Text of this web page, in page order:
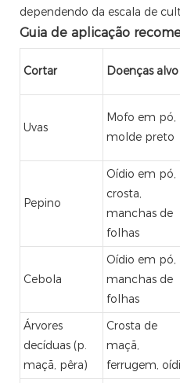
dependendo da escala de
Guia de aplicação
Cortar Doenças alvo
Uvas
Mofo em pó,
molde preto
Pepino
Oídio em pó,
crosta,
manchas de
folhas
Cebola
Oídio em pó,
manchas de
folhas
Árvores
decíduas (p.
maçã, pêra)
Crosta de
maçã,
ferrugem,